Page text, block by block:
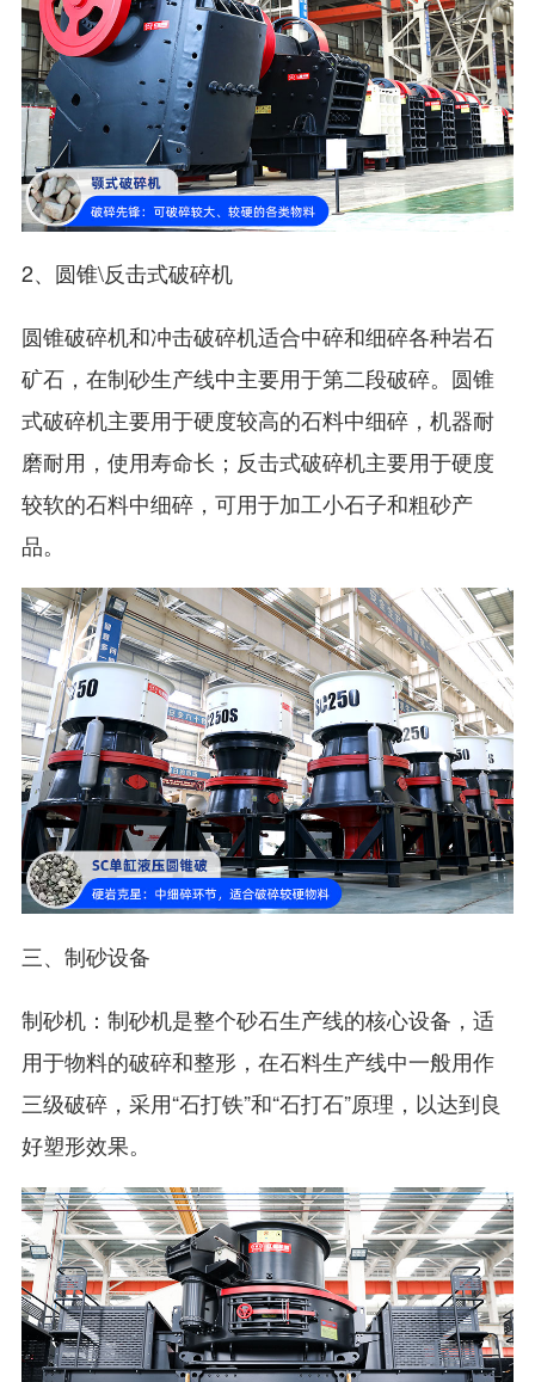
2、圆锥\反击式破碎机
圆锥破碎机和冲击破碎机适合中碎和细碎各种岩石
矿石，在制砂生产线中主要用于第二段破碎。圆锥
式破碎机主要用于硬度较高的石料中细碎，机器耐
磨耐用，使用寿命长；反击式破碎机主要用于硬度
较软的石料中细碎，可用于加工小石子和粗砂产
品。
三、制砂设备
制砂机：制砂机是整个砂石生产线的核心设备，适
用于物料的破碎和整形，在石料生产线中一般用作
三级破碎，采用“石打铁”和“石打石”原理，以达到良
好塑形效果。